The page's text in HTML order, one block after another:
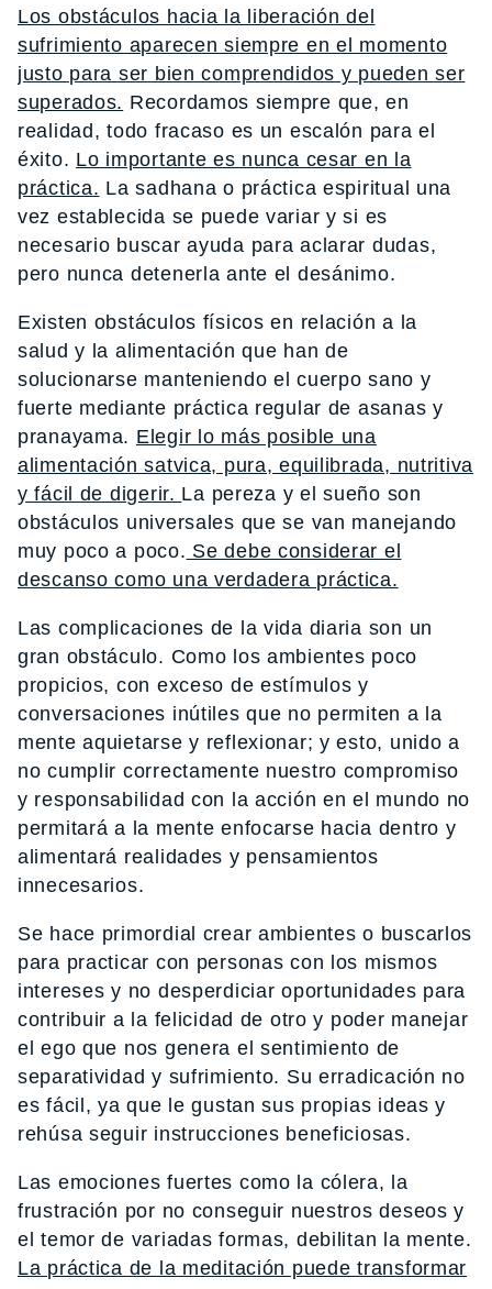
Los obstáculos hacia la liberación del
sufrimiento aparecen siempre en el momento
justo para ser bien comprendidos y pueden ser
superados. Recordamos siempre que, en
realidad, todo fracaso es un escalón para el
éxito. Lo importante es nunca cesar en la
práctica. La sadhana o práctica espiritual una
vez establecida se puede variar y si es
necesario buscar ayuda para aclarar dudas,
pero nunca detenerla ante el desánimo.
Existen obstáculos físicos en relación a la
salud y la alimentación que han de
solucionarse manteniendo el cuerpo sano y
fuerte mediante práctica regular de asanas y
pranayama. Elegir lo más posible una
alimentación satvica, pura, equilibrada, nutritiva
y fácil de digerir. La pereza y el sueño son
obstáculos universales que se van manejando
muy poco a poco. Se debe considerar el
descanso como una verdadera práctica.
Las complicaciones de la vida diaria son un
gran obstáculo. Como los ambientes poco
propicios, con exceso de estímulos y
conversaciones inútiles que no permiten a la
mente aquietarse y reflexionar; y esto, unido a
no cumplir correctamente nuestro compromiso
y responsabilidad con la acción en el mundo no
permitará a la mente enfocarse hacia dentro y
alimentará realidades y pensamientos
innecesarios.
Se hace primordial crear ambientes o buscarlos
para practicar con personas con los mismos
intereses y no desperdiciar oportunidades para
contribuir a la felicidad de otro y poder manejar
el ego que nos genera el sentimiento de
separatividad y sufrimiento. Su erradicación no
es fácil, ya que le gustan sus propias ideas y
rehúsa seguir instrucciones beneficiosas.
Las emociones fuertes como la cólera, la
frustración por no conseguir nuestros deseos y
el temor de variadas formas, debilitan la mente.
La práctica de la meditación puede transformar